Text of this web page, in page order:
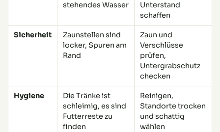
stehendes Wasser
Unterstand
schaffen
Sicherheit
Zaunstellen sind
locker, Spuren am
Rand
Zaun und
Verschlüsse
prüfen,
Untergrabschutz
checken
Hygiene
Die Tränke ist
schleimig, es sind
Futterreste zu
finden
Reinigen,
Standorte trocken
und schattig
wählen